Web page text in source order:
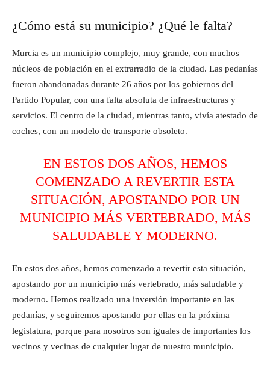
¿Cómo está su municipio? ¿Qué le falta?
Murcia es un municipio complejo, muy grande, con muchos
núcleos de población en el extrarradio de la ciudad. Las pedanías
fueron abandonadas durante 26 años por los gobiernos del
Partido Popular, con una falta absoluta de infraestructuras y
servicios. El centro de la ciudad, mientras tanto, vivía atestado de
coches, con un modelo de transporte obsoleto.
EN ESTOS DOS AÑOS, HEMOS
COMENZADO A REVERTIR ESTA
SITUACIÓN, APOSTANDO POR UN
MUNICIPIO MÁS VERTEBRADO, MÁS
SALUDABLE Y MODERNO.
En estos dos años, hemos comenzado a revertir esta situación,
apostando por un municipio más vertebrado, más saludable y
moderno. Hemos realizado una inversión importante en las
pedanías, y seguiremos apostando por ellas en la próxima
legislatura, porque para nosotros son iguales de importantes los
vecinos y vecinas de cualquier lugar de nuestro municipio.